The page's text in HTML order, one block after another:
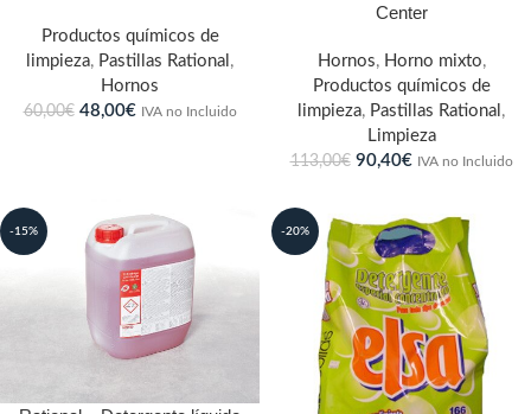
Productos químicos de
limpieza, Pastillas Rational ,
Hornos
60,00€ 48,00€ IVA no Incluido
Center
Hornos, Horno mixto,
Productos químicos de
limpieza, Pastillas Rational ,
Limpieza
113,00€ 90,40€ IVA no Incluido
-15% -20%